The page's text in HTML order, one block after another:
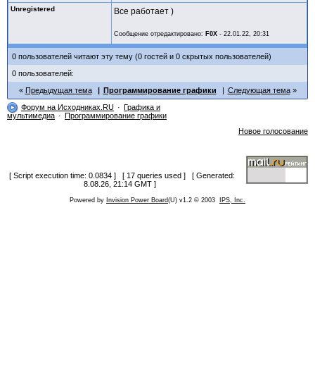
v = Vec3(AngleX, AngleY, 0)
MatrixRotationAxis mRot, v,
Dev.SetTransform D3DTS_WORLD, mRot
End If
End Sub
Private Sub Form_MouseUp(Button As
If Button = 1 Then
mWorld = mRot
End If
Unregistered Все работает )
Сообщение отредактировано: F0X - 22.01.22, 20:31
0 пользователей читают эту тему (0 гостей и 0 скрытых пользователей)
0 пользователей:
Предыдущая тема
Программирование графики
Следующая тема
Форум на Исходниках.RU
Графика и
мультимедиа
Программирование графики
Новое голосование
[ Script execution time: 0.0834 ] [ 17 queries used ] [ Generated:
8.08.26, 21:14 GMT ]
Powered by Invision Power Board(U) v1.2 © 2003 IPS, Inc.